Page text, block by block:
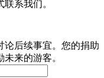
系我们。
论后续事宜。您的捐助
来的游客。